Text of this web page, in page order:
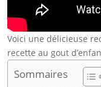
Voici une délicieuse
recette au gout
Sommaires